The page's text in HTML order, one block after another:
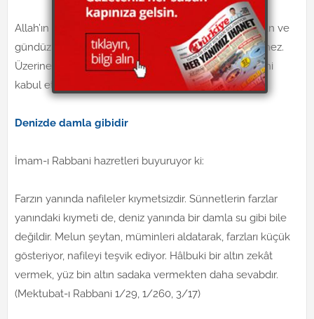
Allah’ın gece yapman gereken hakkını gündüz yapsan ve
gündüz yapman gerekeni de gece yapsan kabul etmez.
Üzerine farz olan ibadetleri ödemeden nafile ibadetini
kabul etmez. (Kitab-ül Harac)
Denizde damla gibidir
İmam-ı Rabbani hazretleri buyuruyor ki:
Farzın yanında nafileler kıymetsizdir. Sünnetlerin farzlar
yanındaki kıymeti de, deniz yanında bir damla su gibi bile
değildir. Melun şeytan, müminleri aldatarak, farzları küçük
gösteriyor, nafileyi teşvik ediyor. Hâlbuki bir altın zekât
vermek, yüz bin altın sadaka vermekten daha sevabdır.
(Mektubat-ı Rabbani 1/29, 1/260, 3/17)